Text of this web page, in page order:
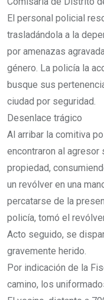
El personal policial
trasladándola a la
por amenazas
género. La policía la
busque sus
ciudad por seguridad.
Desenlace trágico
Al arribar la comitiva
encontraron al agresor
propiedad,
un revólver en una
percatarse de la
policía, tomó el
Acto seguido, se
gravemente herido.
Por indicación de la
camino, los